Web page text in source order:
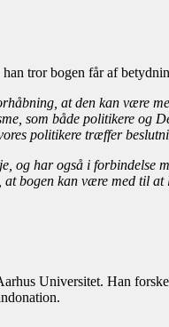
tror bogen får af
at den kan være
som både politikere og
politikere træffer
og har også i
bogen kan være med til
Universitet. Han